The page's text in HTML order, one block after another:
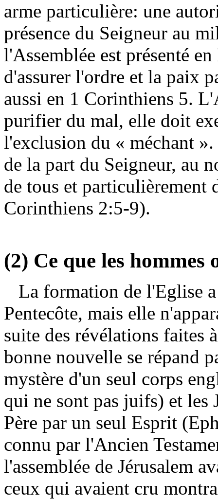
arme particulière: une
présence du Seigneur au
l'Assemblée est présenté
d'assurer l'ordre et la paix
aussi en 1 Corinthiens 5.
purifier du mal, elle doit
l'exclusion du « méchant
de la part du Seigneur, au
de tous et particulièrement
Corinthiens 2:5-9).
(2) Ce que les
La formation de l'Eglise
Pentecôte, mais elle
suite des révélations faites
bonne nouvelle se répand
mystère d'un seul corps
qui ne sont pas juifs) et les
Père par un seul Esprit
connu par l'Ancien
l'assemblée de Jérusalem
ceux qui avaient cru